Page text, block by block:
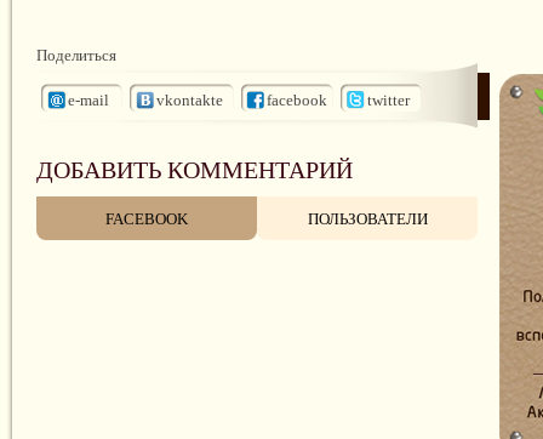
Поделиться
e-mail vkontakte facebook twitter
ДОБАВИТЬ КОММЕНТАРИЙ
FACEBOOK ПОЛЬЗОВАТЕЛИ